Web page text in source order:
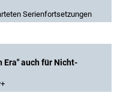
Serienfortsetzungen
Era" auch für Nicht-